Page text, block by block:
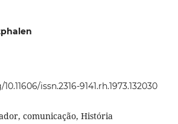
issn.2316-9141.rh.1973.132030
comunicação, História